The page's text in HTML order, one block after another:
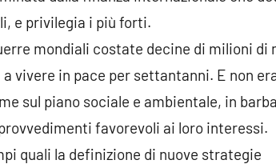
e privilegia i più forti.
mondiali costate decine di milioni di
vivere in pace per settantanni. E non
sul piano sociale e ambientale, in
favorevoli ai loro interessi.
quali la definizione di nuove strategie